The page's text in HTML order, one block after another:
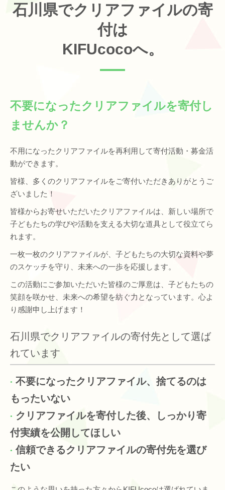
石川県でクリアファイルの寄
付は
KIFUcocoへ。
不要になったクリアファイルを寄付し
ませんか？
不用になったクリアファイルを再利用して寄付活動・募金活
動ができます。
皆様、多くのクリアファイルをご寄付いただきありがとうご
ざいました！
皆様からお寄せいただいたクリアファイルは、新しい場所で
子どもたちの学びや活動を支える大切な道具として役立てら
れます。
一枚一枚のクリアファイルが、子どもたちの大切な資料や夢
のスケッチを守り、未来への一歩を応援します。
この活動にご参加いただいた皆様のご厚意は、子どもたちの
笑顔を咲かせ、未来への希望を紡ぐ力となっています。心よ
り感謝申し上げます！
石川県でクリアファイルの寄付先として選ば
れています
不要になったクリアファイル、捨てるのは
もったいない
クリアファイルを寄付した後、しっかり寄
付実績を公開してほしい
信頼できるクリアファイルの寄付先を選び
たい